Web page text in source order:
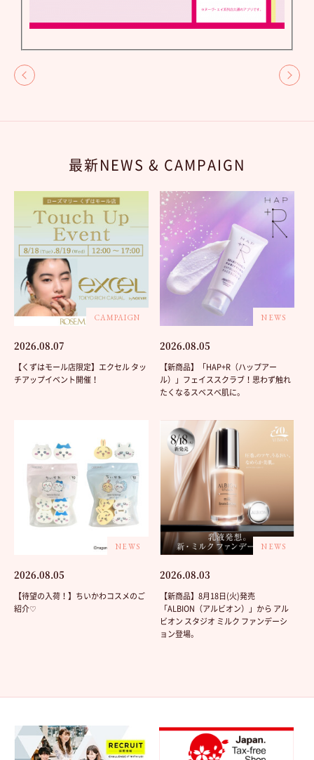
最新NEWS & CAMPAIGN
CAMPAIGN
2026.08.07
【くずはモール店限定】エクセル タッ
チアップイベント開催！
NEWS
2026.08.05
【新商品】「HAP+R（ハップアー
ル）」フェイススクラブ！思わず触れ
たくなるスベスベ肌に。
NEWS
2026.08.05
【待望の入荷！】ちいかわコスメのご
紹介♡
NEWS
2026.08.03
【新商品】8月18日(火)発売
「ALBION（アルビオン）」から アル
ビオン スタジオ ミルク ファンデーシ
ョン登場。